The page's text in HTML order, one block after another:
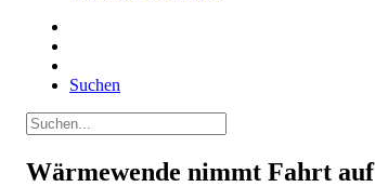
Suchen
Wärmewende nimmt Fahrt auf